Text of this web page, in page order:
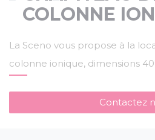
COLONNE
La Sceno vous propose à la
colonne ionique, dimensions
Contactez